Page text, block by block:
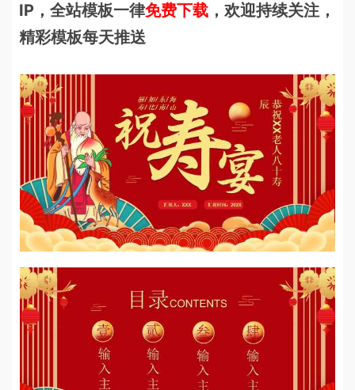
IP，全站模板一律免费下载 ，欢迎持续关注，
精彩模板每天推送